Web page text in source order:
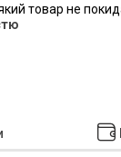
товар не